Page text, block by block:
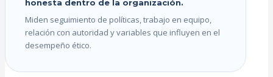
honesta dentro de la organización.
Miden seguimiento de políticas, trabajo en equipo,
relación con autoridad y variables que influyen en el
desempeño ético.